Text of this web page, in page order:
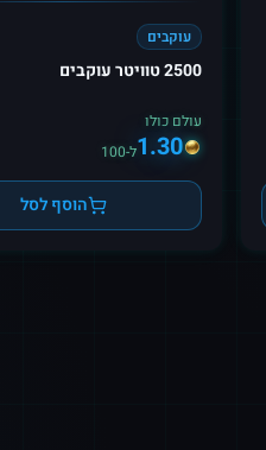
עוקבים
2500 טוויטר עוקבים
עולם כולו
1.30ל-100
הוסף לסל